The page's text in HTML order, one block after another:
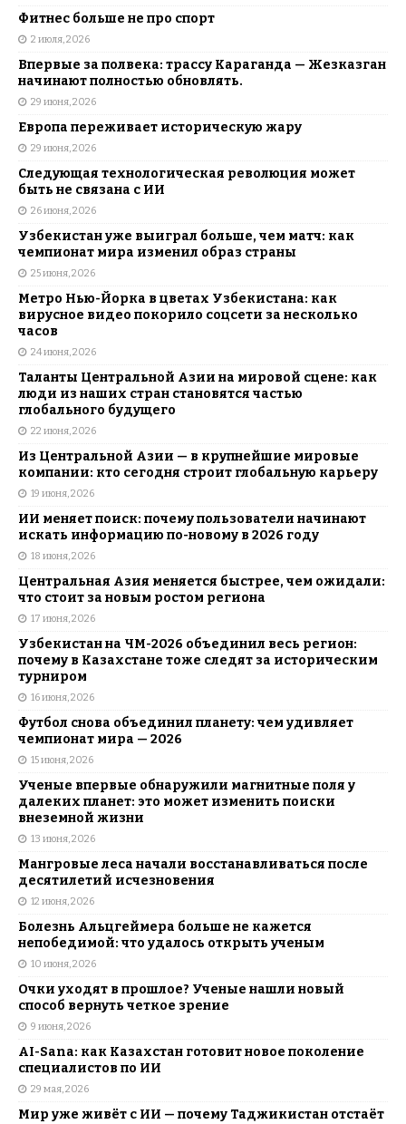
Фитнес больше не про спорт
2 июля, 2026
Впервые за полвека: трассу Караганда — Жезказган
начинают полностью обновлять.
29 июня, 2026
Европа переживает историческую жару
29 июня, 2026
Следующая технологическая революция может
быть не связана с ИИ
26 июня, 2026
Узбекистан уже выиграл больше, чем матч: как
чемпионат мира изменил образ страны
25 июня, 2026
Метро Нью-Йорка в цветах Узбекистана: как
вирусное видео покорило соцсети за несколько
часов
24 июня, 2026
Таланты Центральной Азии на мировой сцене: как
люди из наших стран становятся частью
глобального будущего
22 июня, 2026
Из Центральной Азии — в крупнейшие мировые
компании: кто сегодня строит глобальную карьеру
19 июня, 2026
ИИ меняет поиск: почему пользователи начинают
искать информацию по-новому в 2026 году
18 июня, 2026
Центральная Азия меняется быстрее, чем ожидали:
что стоит за новым ростом региона
17 июня, 2026
Узбекистан на ЧМ-2026 объединил весь регион:
почему в Казахстане тоже следят за историческим
турниром
16 июня, 2026
Футбол снова объединил планету: чем удивляет
чемпионат мира — 2026
15 июня, 2026
Ученые впервые обнаружили магнитные поля у
далеких планет: это может изменить поиски
внеземной жизни
13 июня, 2026
Мангровые леса начали восстанавливаться после
десятилетий исчезновения
12 июня, 2026
Болезнь Альцгеймера больше не кажется
непобедимой: что удалось открыть ученым
10 июня, 2026
Очки уходят в прошлое? Ученые нашли новый
способ вернуть четкое зрение
9 июня, 2026
AI-Sana: как Казахстан готовит новое поколение
специалистов по ИИ
29 мая, 2026
Мир уже живёт с ИИ — почему Таджикистан отстаёт